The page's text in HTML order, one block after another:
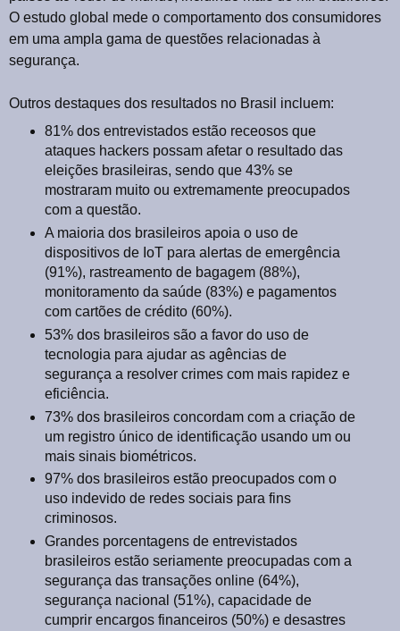
O estudo global mede o comportamento dos consumidores
em uma ampla gama de questões relacionadas à
segurança.
Outros destaques dos resultados no Brasil incluem:
81% dos entrevistados estão receosos que
ataques hackers possam afetar o resultado das
eleições brasileiras, sendo que 43% se
mostraram muito ou extremamente preocupados
com a questão.
A maioria dos brasileiros apoia o uso de
dispositivos de IoT para alertas de emergência
(91%), rastreamento de bagagem (88%),
monitoramento da saúde (83%) e pagamentos
com cartões de crédito (60%).
53% dos brasileiros são a favor do uso de
tecnologia para ajudar as agências de
segurança a resolver crimes com mais rapidez e
eficiência.
73% dos brasileiros concordam com a criação de
um registro único de identificação usando um ou
mais sinais biométricos.
97% dos brasileiros estão preocupados com o
uso indevido de redes sociais para fins
criminosos.
Grandes porcentagens de entrevistados
brasileiros estão seriamente preocupadas com a
segurança das transações online (64%),
segurança nacional (51%), capacidade de
cumprir encargos financeiros (50%) e desastres